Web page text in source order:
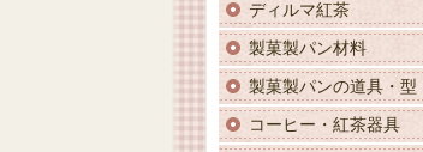
ディルマ紅茶
製菓製パン材料
製菓製パンの道具・型
コーヒー・紅茶器具